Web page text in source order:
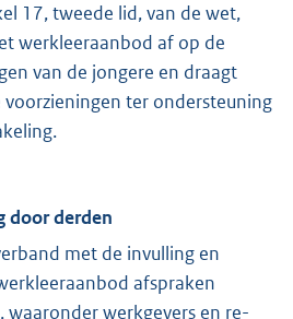
17, tweede lid, van de wet,
werkleeraanbod af op de
van de jongere en draagt
voorzieningen ter ondersteuning
door derden
met de invulling en
afspraken
waaronder werkgevers en re-